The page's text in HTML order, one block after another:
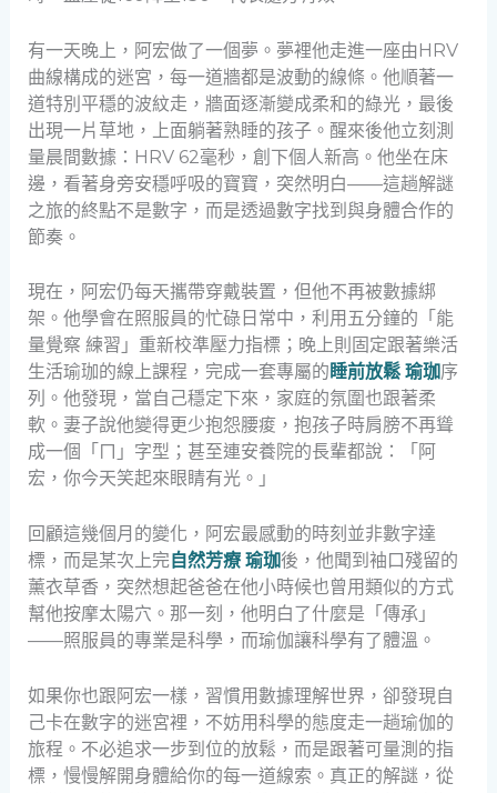
有一天晚上，阿宏做了一個夢。夢裡他走進一座由HRV
曲線構成的迷宮，每一道牆都是波動的線條。他順著一
道特別平穩的波紋走，牆面逐漸變成柔和的綠光，最後
出現一片草地，上面躺著熟睡的孩子。醒來後他立刻測
量晨間數據：HRV 62毫秒，創下個人新高。他坐在床
邊，看著身旁安穩呼吸的寶寶，突然明白——這趟解謎
之旅的終點不是數字，而是透過數字找到與身體合作的
節奏。
現在，阿宏仍每天攜帶穿戴裝置，但他不再被數據綁
架。他學會在照服員的忙碌日常中，利用五分鐘的「能
量覺察 練習」重新校準壓力指標；晚上則固定跟著樂活
生活瑜珈的線上課程，完成一套專屬的睡前放鬆 瑜珈序
列。他發現，當自己穩定下來，家庭的氛圍也跟著柔
軟。妻子說他變得更少抱怨腰痠，抱孩子時肩膀不再聳
成一個「ㄇ」字型；甚至連安養院的長輩都說：「阿
宏，你今天笑起來眼睛有光。」
回顧這幾個月的變化，阿宏最感動的時刻並非數字達
標，而是某次上完自然芳療 瑜珈後，他聞到袖口殘留的
薰衣草香，突然想起爸爸在他小時候也曾用類似的方式
幫他按摩太陽穴。那一刻，他明白了什麼是「傳承」
——照服員的專業是科學，而瑜伽讓科學有了體溫。
如果你也跟阿宏一樣，習慣用數據理解世界，卻發現自
己卡在數字的迷宮裡，不妨用科學的態度走一趟瑜伽的
旅程。不必追求一步到位的放鬆，而是跟著可量測的指
標，慢慢解開身體給你的每一道線索。真正的解謎，從